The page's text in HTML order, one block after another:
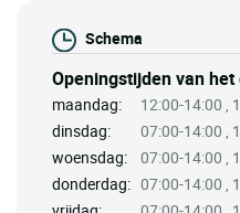
Schema
Openingstijden van
maandag:
12:00-14:00 ,
dinsdag:
07:00-14:00 ,
woensdag:
07:00-14:00 ,
donderdag: 07:00-14:00 ,